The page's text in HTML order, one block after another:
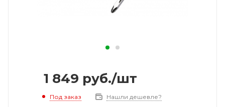
1 849 руб./шт
Под заказ Нашли дешевле?